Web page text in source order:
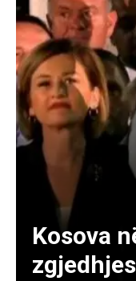
Kosova